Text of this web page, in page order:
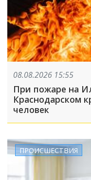
08.08.2026 15:55
При пожаре на
Краснодарском
человек
ПРОИСШЕСТВИЯ